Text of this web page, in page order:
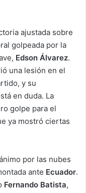
ajustada sobre
golpeada por la
Edson Álvarez.
una lesión en el
y su
en duda. La
golpe para el
ya mostró ciertas
por las nubes
ante Ecuador.
Fernando Batista,